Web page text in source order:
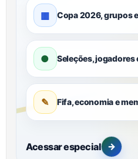
▦ Copa 2026, grupos
● Seleções,
✎ Fifa, economia e
Acessar especial →